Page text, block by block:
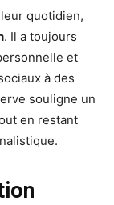
quotidien,
. Il a toujours
et
à des
souligne un
en restant